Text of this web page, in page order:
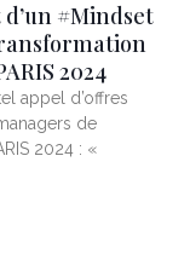
#Mindset
2024
appel d’offres
de
2024 : «